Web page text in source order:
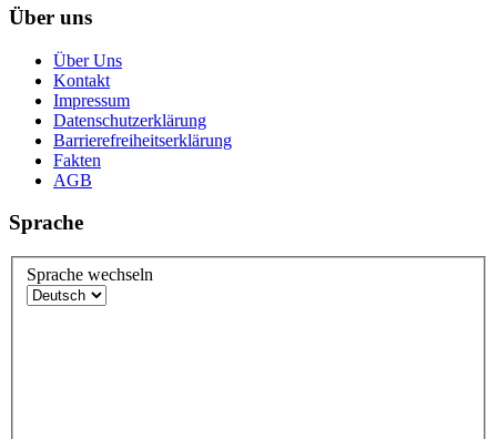
Über uns
Über Uns
Kontakt
Impressum
Datenschutzerklärung
Barrierefreiheitserklärung
Fakten
AGB
Sprache
Sprache wechseln